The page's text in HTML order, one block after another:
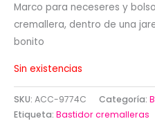
Marco para neceseres y
cremallera, dentro de una
bonito
Sin existencias
SKU: ACC-9774C Categoría:
Etiqueta: Bastidor cremalleras